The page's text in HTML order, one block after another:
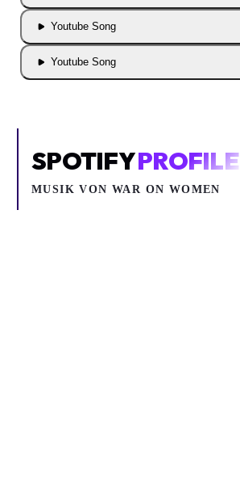
Youtube Song
Youtube Song
SPOTIFYPROFILE
MUSIK VONWAR ON WOMEN